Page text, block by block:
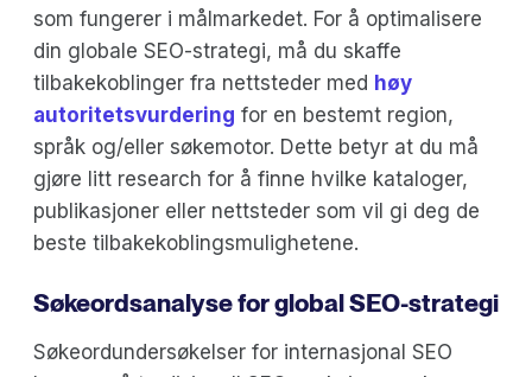
som fungerer i målmarkedet. For å optimalisere
din globale SEO-strategi, må du skaffe
tilbakekoblinger fra nettsteder med høy
autoritetsvurdering for en bestemt region,
språk og/eller søkemotor. Dette betyr at du må
gjøre litt research for å finne hvilke kataloger,
publikasjoner eller nettsteder som vil gi deg de
beste tilbakekoblingsmulighetene.
Søkeordsanalyse for global SEO-strategi
Søkeordundersøkelser for internasjonal SEO